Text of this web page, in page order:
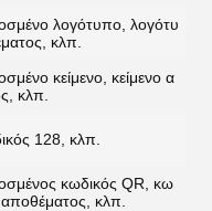
λογότυπο, λογότυ
κλπ.
κείμενο, κείμενο α
κλπ.
128, κλπ.
κωδικός QR, κω
κλπ.